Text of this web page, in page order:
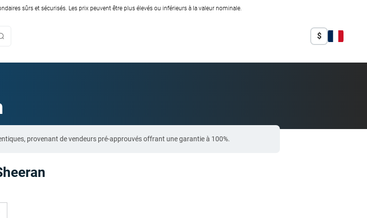
sûrs et sécurisés. Les prix peuvent être plus élevés ou inférieurs à la valeur nominale.
$
provenant de vendeurs pré-approuvés offrant une garantie à 100%.